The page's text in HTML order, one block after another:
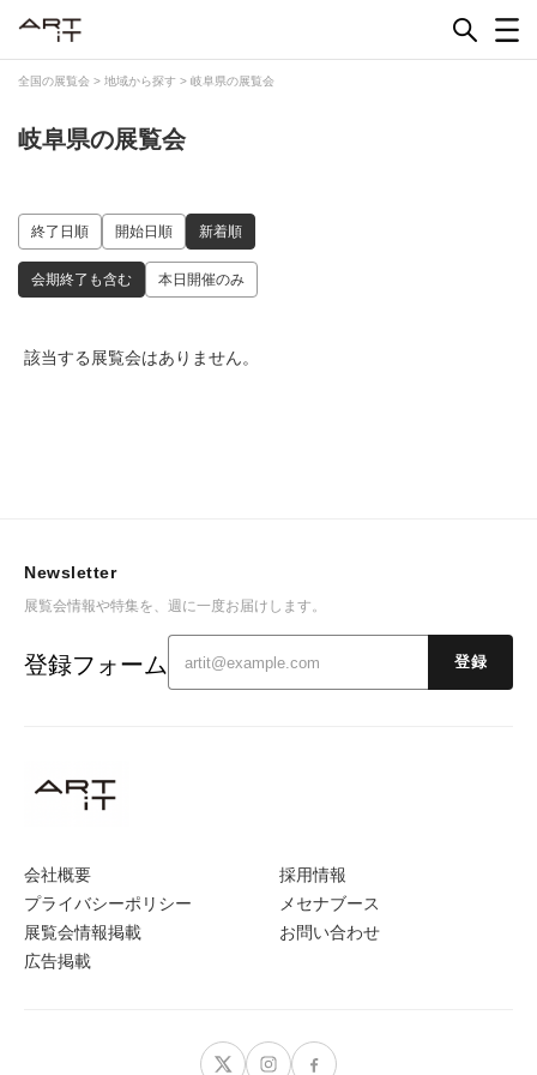
全国の展覧会 > 地域から探す > 岐阜県の展覧会
岐阜県の展覧会
終了日順 開始日順 新着順
会期終了も含む 本日開催のみ
該当する展覧会はありません。
会社概要
プライバシーポリシー
展覧会情報掲載
広告掲載
採用情報
メセナブース
お問い合わせ
Newsletter
展覧会情報や特集を、週に一度お届けします。
登録フォーム 登録